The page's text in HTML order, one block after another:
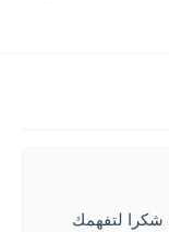
شكرا لتفهمك